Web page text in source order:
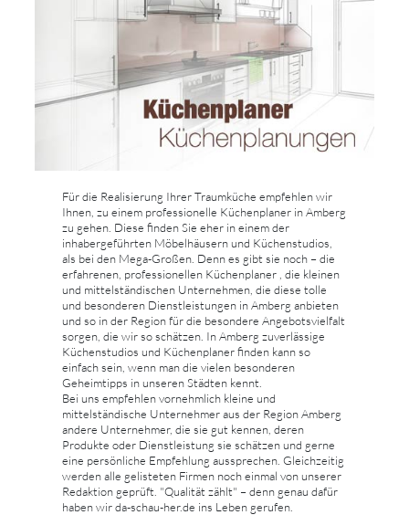
Für die Realisierung Ihrer Traumküche empfehlen wir
Ihnen, zu einem professionelle Küchenplaner in Amberg
zu gehen. Diese finden Sie eher in einem der
inhabergeführten Möbelhäusern und Küchenstudios,
als bei den Mega-Großen. Denn es gibt sie noch – die
erfahrenen, professionellen Küchenplaner , die kleinen
und mittelständischen Unternehmen, die diese tolle
und besonderen Dienstleistungen in Amberg anbieten
und so in der Region für die besondere Angebotsvielfalt
sorgen, die wir so schätzen. In Amberg zuverlässige
Küchenstudios und Küchenplaner finden kann so
einfach sein, wenn man die vielen besonderen
Geheimtipps in unseren Städten kennt.
Bei uns empfehlen vornehmlich kleine und
mittelständische Unternehmer aus der Region Amberg
andere Unternehmer, die sie gut kennen, deren
Produkte oder Dienstleistung sie schätzen und gerne
eine persönliche Empfehlung aussprechen. Gleichzeitig
werden alle gelisteten Firmen noch einmal von unserer
Redaktion geprüft. "Qualität zählt" – denn genau dafür
haben wir da-schau-her.de ins Leben gerufen.